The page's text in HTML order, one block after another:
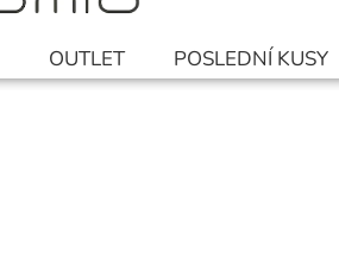
OUTLET POSLEDNÍ KUSY